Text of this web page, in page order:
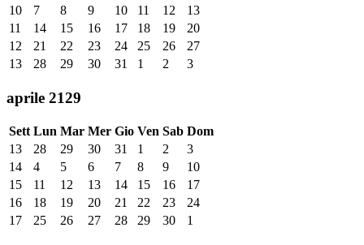
10
7 8 9 10 11 12
13
11
14 15 16 17 18 19
20
12
21 22 23 24 25 26
27
13
28 29 30 31 1 2 3
aprile 2129
Sett Lun Mar Mer Gio Ven Sab Dom
13
28 29 30 31 1 2
3
14
4 5 6 7 8 9
10
15
11 12 13 14 15 16
17
16
18 19 20 21 22 23
24
17
25 26 27 28 29 30 1